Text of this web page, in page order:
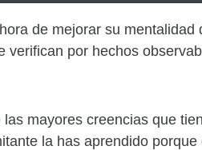
de mejorar su
por hechos
mayores creencias que
la has aprendido